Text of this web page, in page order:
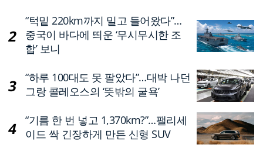
“턱밑 220km까지 밀고 들어왔다”…
중국이 바다에 띄운 ‘무시무시한 조
합’ 보니
“하루 100대도 못 팔았다”…대박 나던
그랑 콜레오스의 ‘뜻밖의 굴욕’
“기름 한 번 넣고 1,370km?”…팰리세
이드 싹 긴장하게 만든 신형 SUV